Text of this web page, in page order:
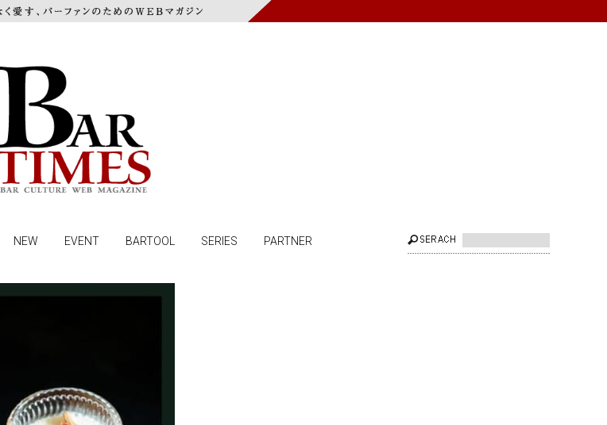
NEW EVENT BARTOOL SERIES PARTNER